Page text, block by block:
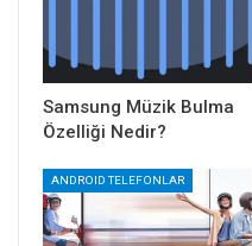
Samsung Müzik Bulma
Özelliği Nedir?
ANDROID TELEFONLAR